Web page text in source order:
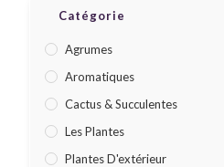
Catégorie
Agrumes
Aromatiques
Cactus & Succulentes
Les Plantes
Plantes D'extérieur